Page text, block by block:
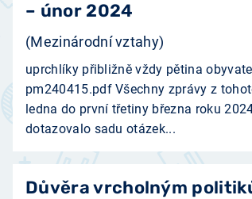
– únor 2024
(Mezinárodní vztahy)
uprchlíky přibližně vždy pětina
pm240415.pdf Všechny zprávy z
ledna do první třetiny března roku
dotazovalo sadu otázek...
Důvěra vrcholným